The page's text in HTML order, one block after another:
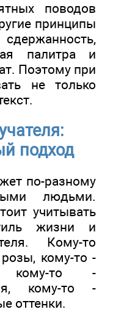
поводов
принципы
палитра и
Поэтому при
не только
подход
по-разному
людьми.
учитывать
жизни и
Кому-то
розы, кому-то -
кому-то -
кому-то -
оттенки.